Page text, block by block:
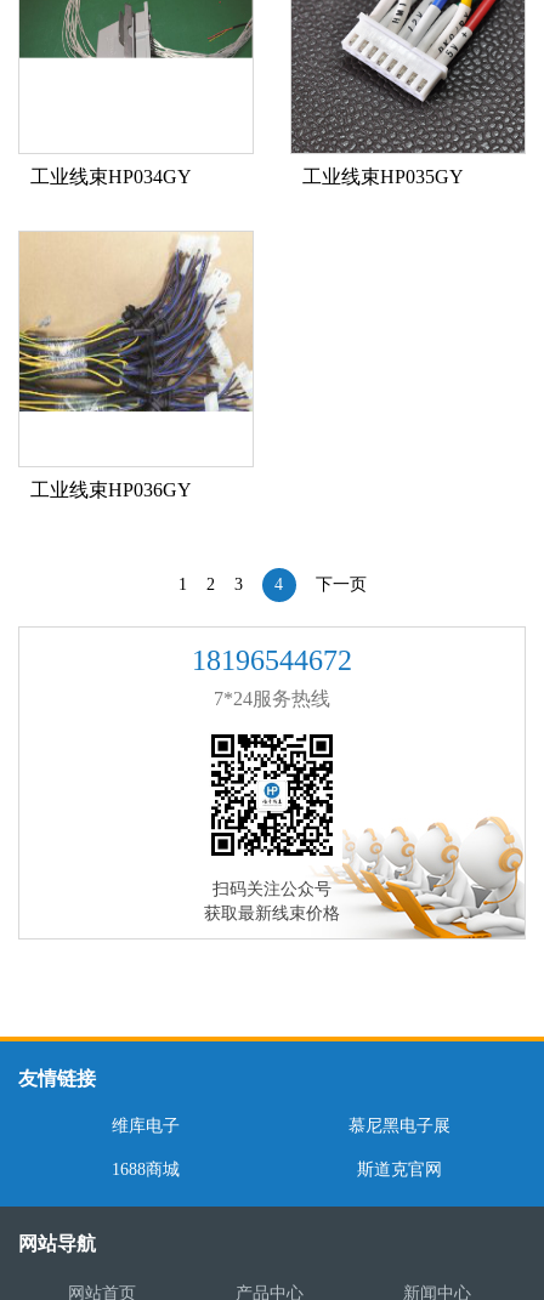
工业线束HP034GY 工业线束HP035GY
工业线束HP036GY
1 2 3 4 下一页
18196544672
7*24服务热线
扫码关注公众号
获取最新线束价格
友情链接
维库电子 慕尼黑电子展
1688商城 斯道克官网
网站导航
网站首页 产品中心 新闻中心